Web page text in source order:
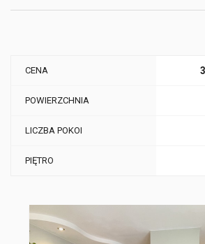
CENA
POWIERZCHNIA
LICZBA POKOI
PIĘTRO